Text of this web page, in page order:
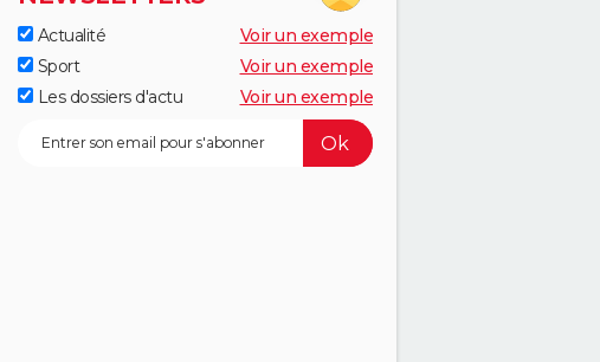
Actualité
Voir un exemple
Sport
Voir un exemple
Les dossiers d'actu
Voir un exemple